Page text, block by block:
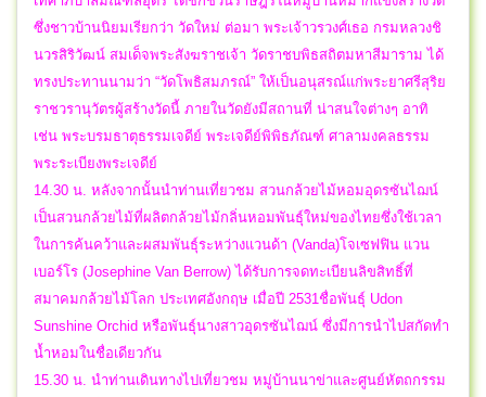
ซึ่งชาวบ้านนิยมเรียกว่า วัดใหม่ ต่อมา พระเจ้าวรวงศ์เธอ กรมหลวงชิ
นวรสิริวัฒน์ สมเด็จพระสังฆราชเจ้า วัดราชบพิธสถิตมหาสีมาราม ได้
ทรงประทานนามว่า “วัดโพธิสมภรณ์” ให้เป็นอนุสรณ์แก่พระยาศรีสุริย
ราชวรานุวัตรผู้สร้างวัดนี้ ภายในวัดยังมีสถานที่ น่าสนใจต่างๆ อาทิ
เช่น พระบรมธาตุธรรมเจดีย์ พระเจดีย์พิพิธภัณฑ์ ศาลามงคลธรรม
พระระเบียงพระเจดีย์
14.30 น. หลังจากนั้นนำท่านเที่ยวชม สวนกล้วยไม้หอมอุดรซันไฌน์
เป็นสวนกล้วยไม้ที่ผลิตกล้วยไม้กลิ่นหอมพันธุ์ใหม่ของไทยซึ่งใช้เวลา
ในการค้นคว้าและผสมพันธุ์ระหว่างแวนด้า (Vanda)โจเซฟฟิน แวน
เบอร์โร (Josephine Van Berrow) ได้รับการจดทะเบียนลิขสิทธิ์ที่
สมาคมกล้วยไม้โลก ประเทศอังกฤษ เมื่อปี 2531ชื่อพันธุ์ Udon
Sunshine Orchid หรือพันธุ์นางสาวอุดรซันไฌน์ ซึ่งมีการนำไปสกัดทำ
น้ำหอมในชื่อเดียวกัน
15.30 น. นำท่านเดินทางไปเที่ยวชม หมู่บ้านนาข่าและศูนย์หัตถกรรม